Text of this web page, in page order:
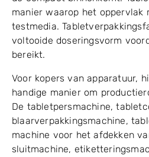
manier waarop het
testmedia.
voltooide doseringsvorm
bereikt.
Voor kopers van apparatuur,
handige manier om
De tabletpersmachine,
blaarverpakkingsmachine,
machine voor het afdekken
sluitmachine,